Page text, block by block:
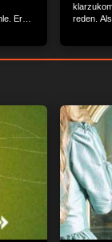
Er
reden.